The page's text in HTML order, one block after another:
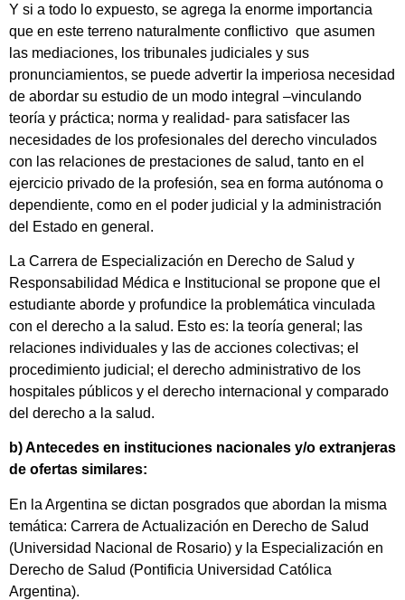
Y si a todo lo expuesto, se agrega la enorme importancia
que en este terreno naturalmente conflictivo que asumen
las mediaciones, los tribunales judiciales y sus
pronunciamientos, se puede advertir la imperiosa necesidad
de abordar su estudio de un modo integral –vinculando
teoría y práctica; norma y realidad- para satisfacer las
necesidades de los profesionales del derecho vinculados
con las relaciones de prestaciones de salud, tanto en el
ejercicio privado de la profesión, sea en forma autónoma o
dependiente, como en el poder judicial y la administración
del Estado en general.
La Carrera de Especialización en Derecho de Salud y
Responsabilidad Médica e Institucional se propone que el
estudiante aborde y profundice la problemática vinculada
con el derecho a la salud. Esto es: la teoría general; las
relaciones individuales y las de acciones colectivas; el
procedimiento judicial; el derecho administrativo de los
hospitales públicos y el derecho internacional y comparado
del derecho a la salud.
b) Antecedes en instituciones nacionales y/o extranjeras
de ofertas similares:
En la Argentina se dictan posgrados que abordan la misma
temática: Carrera de Actualización en Derecho de Salud
(Universidad Nacional de Rosario) y la Especialización en
Derecho de Salud (Pontificia Universidad Católica
Argentina).